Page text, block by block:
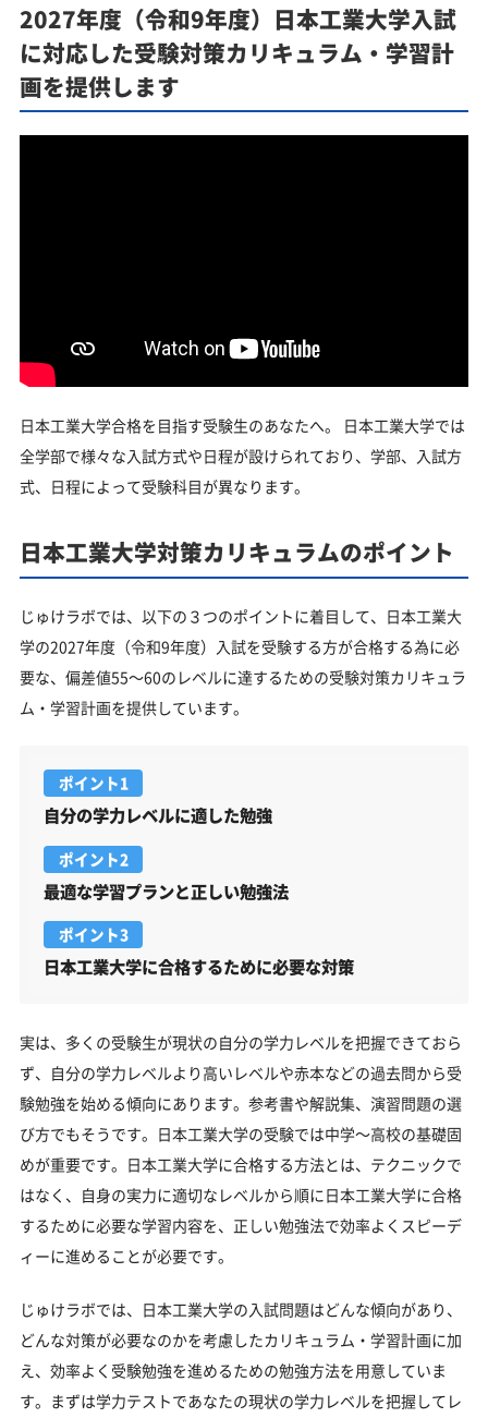
2027年度（令和9年度）日本工業大学入試
に対応した受験対策カリキュラム・学習計
画を提供します
日本工業大学合格を目指す受験生のあなたへ。 日本工業大学では
全学部で様々な入試方式や日程が設けられており、学部、入試方
式、日程によって受験科目が異なります。
日本工業大学対策カリキュラムのポイント
じゅけラボでは、以下の３つのポイントに着目して、日本工業大
学の2027年度（令和9年度）入試を受験する方が合格する為に必
要な、偏差値55～60のレベルに達するための受験対策カリキュラ
ム・学習計画を提供しています。
ポイント1
自分の学力レベルに適した勉強
ポイント2
最適な学習プランと正しい勉強法
ポイント3
日本工業大学に合格するために必要な対策
実は、多くの受験生が現状の自分の学力レベルを把握できておら
ず、自分の学力レベルより高いレベルや赤本などの過去問から受
験勉強を始める傾向にあります。参考書や解説集、演習問題の選
び方でもそうです。日本工業大学の受験では中学～高校の基礎固
めが重要です。日本工業大学に合格する方法とは、テクニックで
はなく、自身の実力に適切なレベルから順に日本工業大学に合格
するために必要な学習内容を、正しい勉強法で効率よくスピーデ
ィーに進めることが必要です。
じゅけラボでは、日本工業大学の入試問題はどんな傾向があり、
どんな対策が必要なのかを考慮したカリキュラム・学習計画に加
え、効率よく受験勉強を進めるための勉強方法を用意していま
す。まずは学力テストであなたの現状の学力レベルを把握してレ